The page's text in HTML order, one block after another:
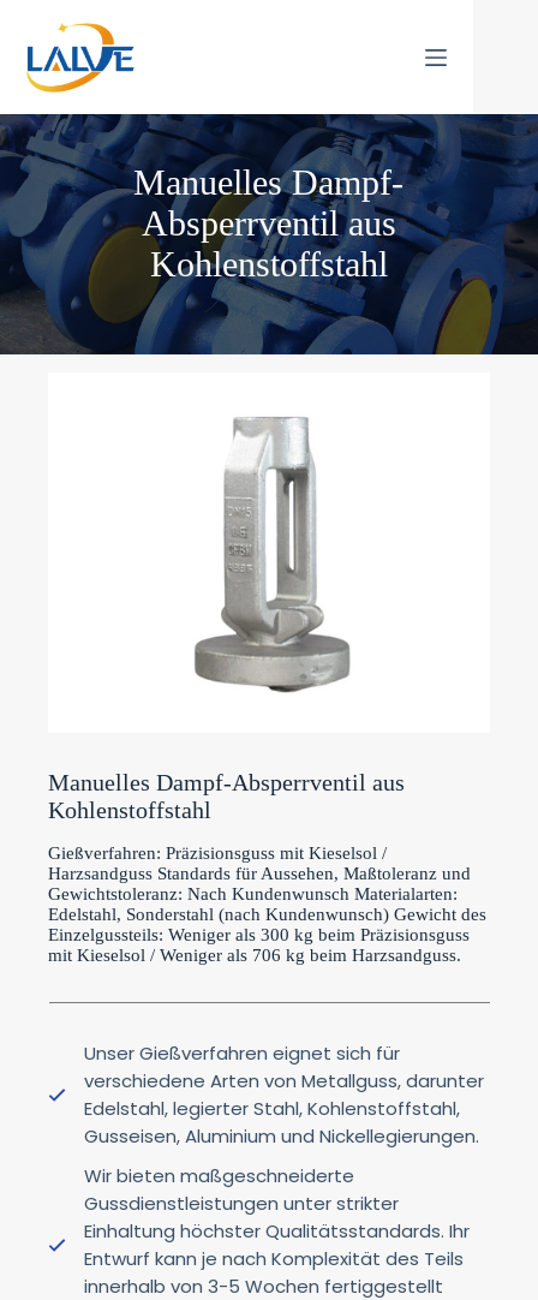
springen
Manuelles Dampf-
Absperrventil aus
Kohlenstoffstahl
Manuelles Dampf-Absperrventil aus
Kohlenstoffstahl
Gießverfahren: Präzisionsguss mit Kieselsol /
Harzsandguss Standards für Aussehen, Maßtoleranz und
Gewichtstoleranz: Nach Kundenwunsch Materialarten:
Edelstahl, Sonderstahl (nach Kundenwunsch) Gewicht des
Einzelgussteils: Weniger als 300 kg beim Präzisionsguss
mit Kieselsol / Weniger als 706 kg beim Harzsandguss.
Unser Gießverfahren eignet sich für
verschiedene Arten von Metallguss, darunter
Edelstahl, legierter Stahl, Kohlenstoffstahl,
Gusseisen, Aluminium und Nickellegierungen.
Wir bieten maßgeschneiderte
Gussdienstleistungen unter strikter
Einhaltung höchster Qualitätsstandards. Ihr
Entwurf kann je nach Komplexität des Teils
innerhalb von 3-5 Wochen fertiggestellt